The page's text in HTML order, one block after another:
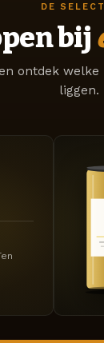
DE
bij
ontdek
liggen.